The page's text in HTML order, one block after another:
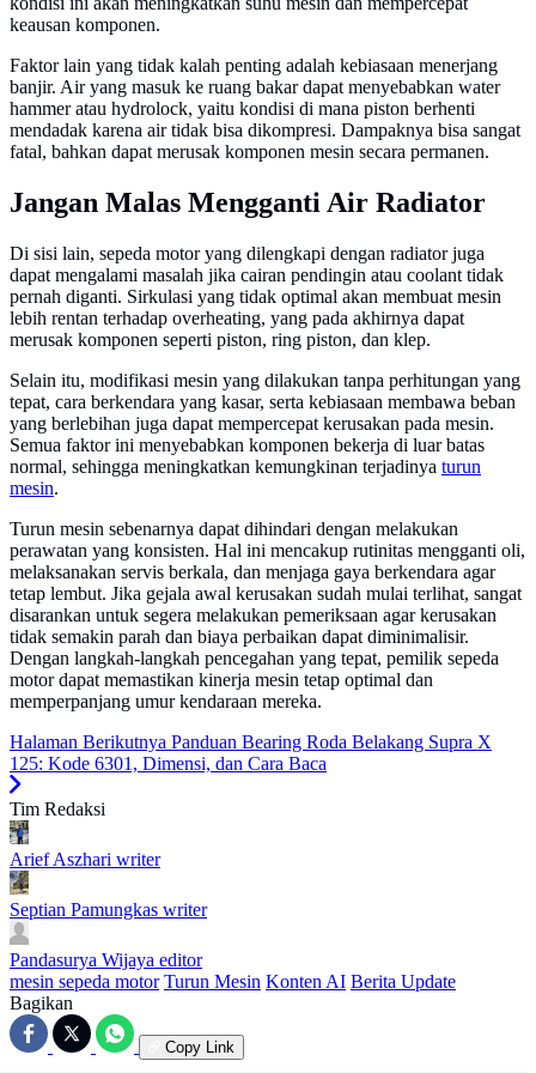
keausan komponen.
Faktor lain yang tidak kalah penting adalah kebiasaan menerjang
banjir. Air yang masuk ke ruang bakar dapat menyebabkan water
hammer atau hydrolock, yaitu kondisi di mana piston berhenti
mendadak karena air tidak bisa dikompresi. Dampaknya bisa sangat
fatal, bahkan dapat merusak komponen mesin secara permanen.
Jangan Malas Mengganti Air Radiator
Di sisi lain, sepeda motor yang dilengkapi dengan radiator juga
dapat mengalami masalah jika cairan pendingin atau coolant tidak
pernah diganti. Sirkulasi yang tidak optimal akan membuat mesin
lebih rentan terhadap overheating, yang pada akhirnya dapat
merusak komponen seperti piston, ring piston, dan klep.
Selain itu, modifikasi mesin yang dilakukan tanpa perhitungan yang
tepat, cara berkendara yang kasar, serta kebiasaan membawa beban
yang berlebihan juga dapat mempercepat kerusakan pada mesin.
Semua faktor ini menyebabkan komponen bekerja di luar batas
normal, sehingga meningkatkan kemungkinan terjadinya turun
mesin.
Turun mesin sebenarnya dapat dihindari dengan melakukan
perawatan yang konsisten. Hal ini mencakup rutinitas mengganti oli,
melaksanakan servis berkala, dan menjaga gaya berkendara agar
tetap lembut. Jika gejala awal kerusakan sudah mulai terlihat, sangat
disarankan untuk segera melakukan pemeriksaan agar kerusakan
tidak semakin parah dan biaya perbaikan dapat diminimalisir.
Dengan langkah-langkah pencegahan yang tepat, pemilik sepeda
motor dapat memastikan kinerja mesin tetap optimal dan
memperpanjang umur kendaraan mereka.
Halaman Berikutnya Panduan Bearing Roda Belakang Supra X
125: Kode 6301, Dimensi, dan Cara Baca
Tim Redaksi
Arief Aszhari writer
Septian Pamungkas writer
Pandasurya Wijaya editor
mesin sepeda motor Turun Mesin Konten AI Berita Update
Bagikan
Copy Link